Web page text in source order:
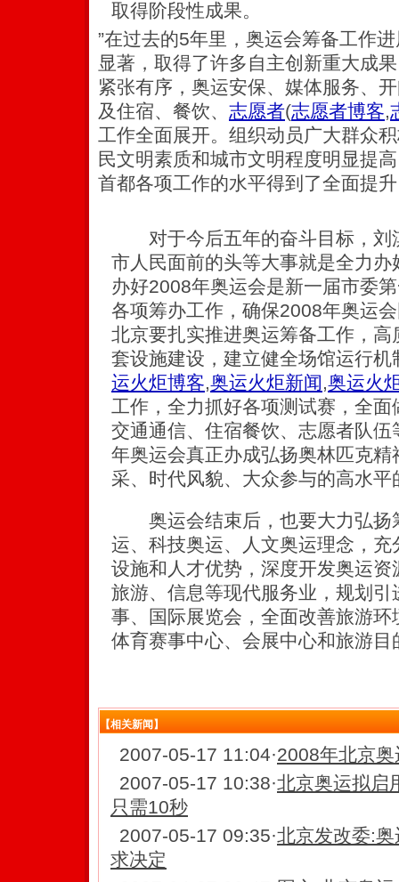
取得阶段性成果。
”在过去的5年里，奥运会筹备工作
显著，取得了许多自主创新重大成
紧张有序，奥运安保、媒体服务、
及住宿、餐饮、 志愿者(志愿者博客,
工作全面展开。组织动员广大群众
民文明素质和城市文明程度明显提
首都各项工作的水平得到了全面提
对于今后五年的奋斗目标，刘
市人民面前的头等大事就是全力办
办好2008年奥运会是新一届市委
各项筹办工作，确保2008年奥运
北京要扎实推进奥运筹备工作，
套设施建设，建立健全场馆运行机
运火炬博客,奥运火炬新闻,奥运火
工作，全力抓好各项测试赛，全
交通通信、住宿餐饮、志愿者队
年奥运会真正办成弘扬奥林匹克
采、时代风貌、大众参与的高水
奥运会结束后，也要大力弘扬
运、科技奥运、人文奥运理念，
设施和人才优势，深度开发奥运
旅游、信息等现代服务业，规划
事、国际展览会，全面改善旅游
体育赛事中心、会展中心和旅游目
【相关新闻】
2007-05-17 11:04·2008年北京
2007-05-17 10:38·北京奥运拟启
只需10秒
2007-05-17 09:35·北京发改委:
求决定